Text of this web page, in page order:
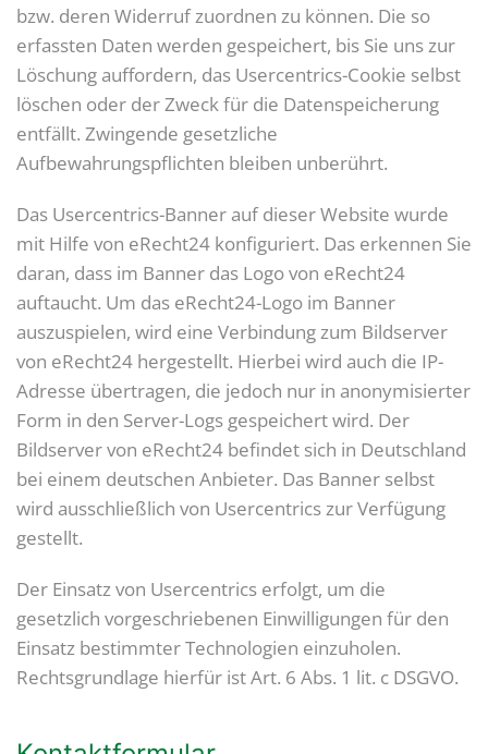
bzw. deren Widerruf zuordnen zu können. Die so
erfassten Daten werden gespeichert, bis Sie uns zur
Löschung auffordern, das Usercentrics-Cookie selbst
löschen oder der Zweck für die Datenspeicherung
entfällt. Zwingende gesetzliche
Aufbewahrungspflichten bleiben unberührt.
Das Usercentrics-Banner auf dieser Website wurde
mit Hilfe von eRecht24 konfiguriert. Das erkennen Sie
daran, dass im Banner das Logo von eRecht24
auftaucht. Um das eRecht24-Logo im Banner
auszuspielen, wird eine Verbindung zum Bildserver
von eRecht24 hergestellt. Hierbei wird auch die IP-
Adresse übertragen, die jedoch nur in anonymisierter
Form in den Server-Logs gespeichert wird. Der
Bildserver von eRecht24 befindet sich in Deutschland
bei einem deutschen Anbieter. Das Banner selbst
wird ausschließlich von Usercentrics zur Verfügung
gestellt.
Der Einsatz von Usercentrics erfolgt, um die
gesetzlich vorgeschriebenen Einwilligungen für den
Einsatz bestimmter Technologien einzuholen.
Rechtsgrundlage hierfür ist Art. 6 Abs. 1 lit. c DSGVO.